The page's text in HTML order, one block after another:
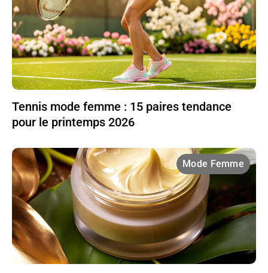
Tennis mode femme : 15 paires tendance
pour le printemps 2026
Mode Femme